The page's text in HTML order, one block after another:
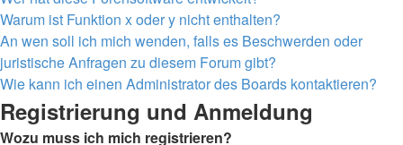
Warum ist Funktion x oder y nicht enthalten?
An wen soll ich mich wenden, falls es Beschwerden oder
juristische Anfragen zu diesem Forum gibt?
Wie kann ich einen Administrator des Boards kontaktieren?
Registrierung und Anmeldung
Wozu muss ich mich registrieren?